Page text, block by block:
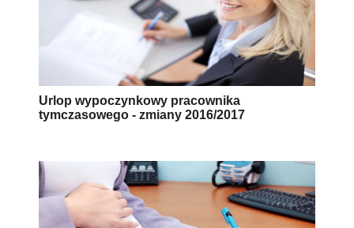
Urlop wypoczynkowy pracownika
tymczasowego - zmiany 2016/2017